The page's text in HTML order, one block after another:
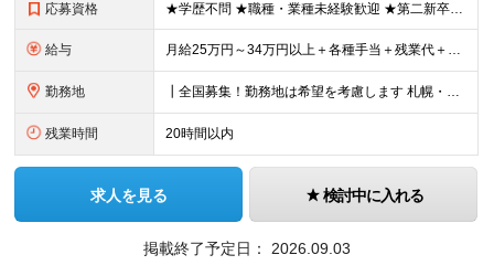
応募資格 ★学歴不問 ★職種・業種未経験歓迎 ★第二新卒歓迎 ＜こんな方にオススメ＞ ◎一つの商材ではなく、幅広い提案で勝負したい ◎成長企業でスケールの大きい仕事に挑戦したい ◎実力を評価されたい＆腰を据え
給与 月給25万円～34万円以上＋各種手当＋残業代＋賞与年2回 初年度想定年収：348万円～ ※経験・能力を考慮のうえ優遇します。 ※上記にはエリア給（10,000円～15,000円）、見込み残業代（20
勤務地 ┃全国募集！勤務地は希望を考慮します 札幌・仙台・東京・横浜・金沢・名古屋・大阪・京都・広島・福岡 募集 ※上記のほか、全国に拠点あり ※キャリアアップやキャリアシフトに伴う転勤も一部ありますが、基
残業時間 20時間以内
求人を見る 検討中に入れる
掲載終了予定日： 2026.09.03